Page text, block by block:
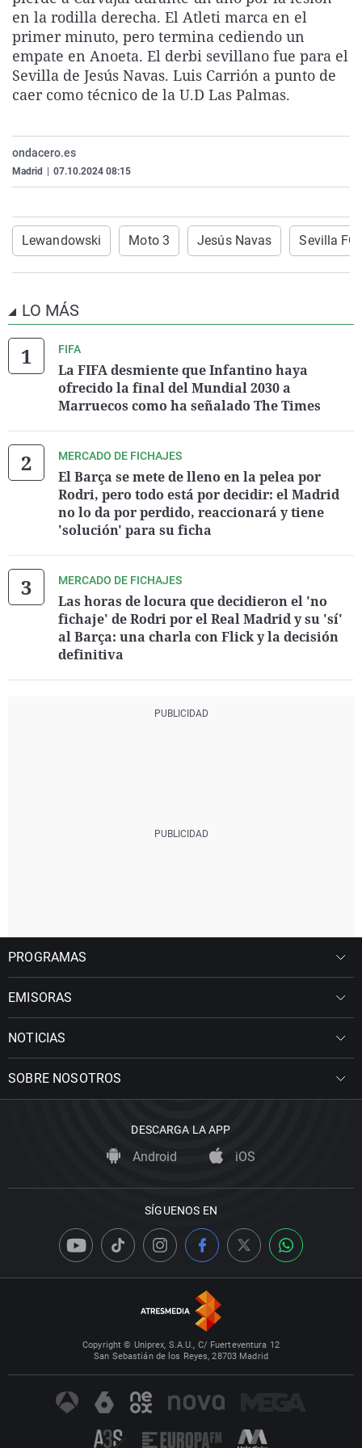
La rosa de los vientos
Gente viajera
Como el perro y el
Caso
Retornados
Equipo de
Operación Viuda
Extremadura
Galicia
La Rioja
Navarra
Virales
Televisión
Elecciones
en la rodilla derecha. El Atleti marca en el
primer minuto, pero termina cediendo un
empate en Anoeta. El derbi sevillano fue para el
Sevilla de Jesús Navas. Luis Carrión a punto de
caer como técnico de la U.D Las Palmas.
ondacero.es
Madrid 07.10.2024 08:15
Lewandowski Moto 3 Jesús Navas Sevilla FC
LO MÁS
FIFA
La FIFA desmiente que Infantino haya
ofrecido la final del Mundial 2030 a
Marruecos como ha señalado The Times
MERCADO DE FICHAJES
El Barça se mete de lleno en la pelea por
Rodri, pero todo está por decidir: el Madrid
no lo da por perdido, reaccionará y tiene
'solución' para su ficha
MERCADO DE FICHAJES
Las horas de locura que decidieron el 'no
fichaje' de Rodri por el Real Madrid y su 'sí'
al Barça: una charla con Flick y la decisión
definitiva
PROGRAMAS
EMISORAS
NOTICIAS
SOBRE NOSOTROS
DESCARGA LA APP
Android iOS
SÍGUENOS EN
Copyright © Uniprex, S.A.U., C/ Fuerteventura 12
San Sebastián de los Reyes, 28703 Madrid